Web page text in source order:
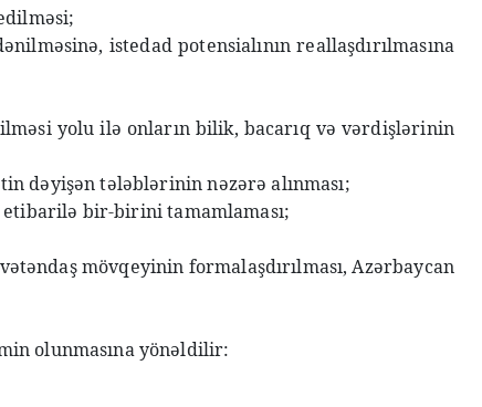
istedad potensialının reallaşdırılmasına
yolu ilə onların bilik, bacarıq və vərdişlərinin
dəyişən tələblərinin nəzərə alınması;
bir-birini tamamlaması;
mövqeyinin formalaşdırılması, Azərbaycan
olunmasına yönəldilir: